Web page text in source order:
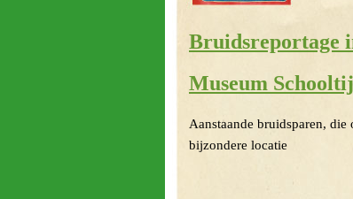
Bruidsreportage
Museum
Aanstaande
bijzondere